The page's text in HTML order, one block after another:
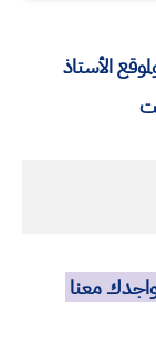
الأستاذ
معنا